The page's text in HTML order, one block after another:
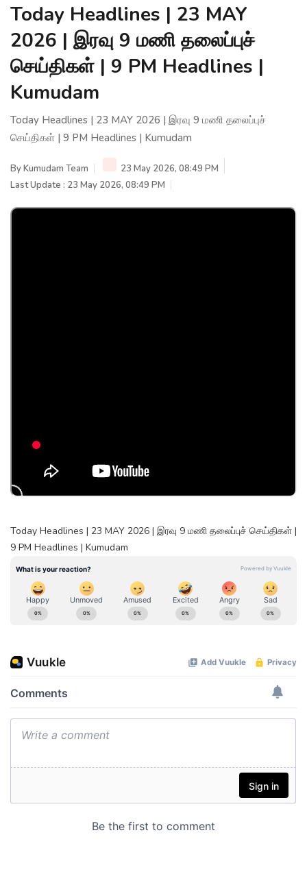
Today Headlines | 23 MAY
2026 | இரவு 9 மணி தலைப்புச்
செய்திகள் | 9 PM Headlines |
Kumudam
Today Headlines | 23 MAY 2026 | இரவு 9 மணி தலைப்புச்
செய்திகள் | 9 PM Headlines | Kumudam
ByKumudam Team
23 May 2026, 08:49 PM
Last Update : 23 May 2026, 08:49 PM
Today Headlines | 23 MAY 2026 | இரவு 9 மணி தலைப்புச் செய்திகள் |
9 PM Headlines | Kumudam